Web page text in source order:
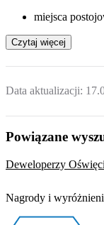
miejsca
Czytaj więcej
Data aktualizacji:
Powiązane
Deweloperzy
Nagrody i